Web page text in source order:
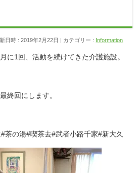
日時 : 2019年2月22日 カテゴリー : Information
に1回、活動を続けてきた介護施設。
終回にします。
茶の湯#喫茶去#武者小路千家#新大久